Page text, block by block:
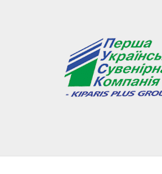
Первая